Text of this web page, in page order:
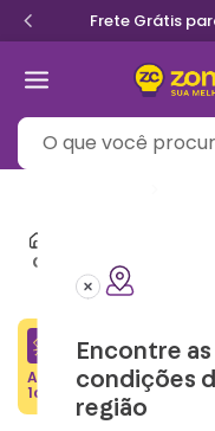
Frete Grátis
O que você procura?
Encontre
condições
região
Garrafa com
CRIATIVA5
Adicione o cupom no
1a compra.